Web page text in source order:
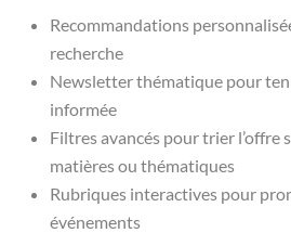
Recommandations
recherche
Newsletter thématique pour
informée
Filtres avancés pour trier l’offre
matières ou thématiques
Rubriques interactives pour
événements